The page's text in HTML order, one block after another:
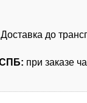
Доставка до
СПБ: при заказе